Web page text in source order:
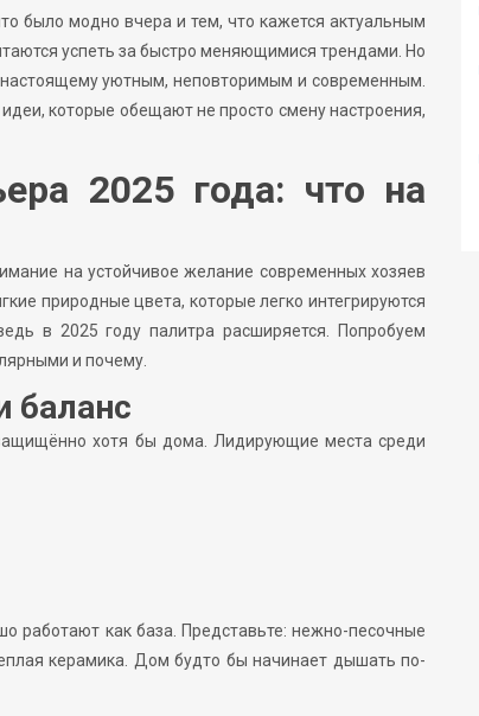
было модно вчера и тем, что кажется актуальным
успеть за быстро меняющимися трендами. Но
настоящему уютным, неповторимым и современным.
которые обещают не просто смену настроения,
2025 года: что на
на устойчивое желание современных хозяев
природные цвета, которые легко интегрируются
в 2025 году палитра расширяется. Попробуем
и почему.
баланс
хотя бы дома. Лидирующие места среди
работают как база. Представьте: нежно-песочные
керамика. Дом будто бы начинает дышать по-